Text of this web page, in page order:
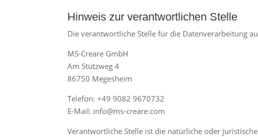
Hinweis zur verantwortlichen Stelle
Die verantwortliche Stelle für die Datenverarbeitung
MS-Creare GmbH
Am Stützweg 4
86750 Megesheim
Telefon: +49 9082 9670732
E-Mail: info@ms-creare.com
Verantwortliche Stelle ist die natürliche oder